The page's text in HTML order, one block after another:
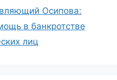
Осипова:
в банкротстве
лиц